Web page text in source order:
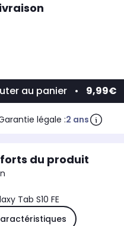
au panier • 9,99€
légale :2 ans
du produit
Tab S10 FE